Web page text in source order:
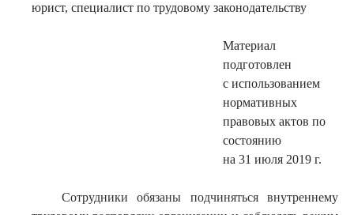
юрист, специалист по трудовому законодательству
Материал
подготовлен
с использованием
нормативных
правовых актов по
состоянию
на 31 июля 2019 г.
Сотрудники обязаны подчиняться внутреннему